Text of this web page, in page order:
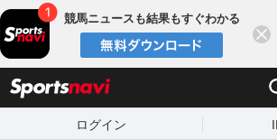
競馬ニュースも結果もすぐわかる
ログイン